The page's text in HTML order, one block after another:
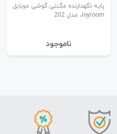
پایه نگهدارنده مگنتی گوشی موبایل
Joyroom مدل 202
نا‌موجود